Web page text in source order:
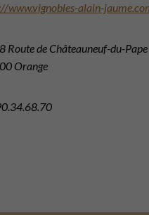
www.vignobles-alain-
Route de Châteauneuf-du-Pape
Orange